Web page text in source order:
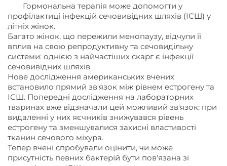
Гормональна терапія може допомогти у
профілактиці інфекцій сечовивідних шляхів (ІСШ) у
літніх жінок.
Багато жінок, що пережили менопаузу, відчули її
вплив на свою репродуктивну та сечовидільну
системи: однією з найчастіших скарг є інфекції
сечовивідних шляхів.
Нове дослідження американських вчених
встановило прямий зв'язок між рівнем естрогену та
ІСШ. Попередні дослідження на лабораторних
тваринах вже відзначали цей можливий зв'язок: при
видаленні у них яєчників знижувався рівень
естрогену та зменшувалися захисні властивості
тканин сечового міхура.
Тепер вчені спробували оцінити, чи може
присутність певних бактерій бути пов'язана зі